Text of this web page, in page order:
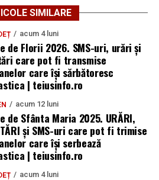
SIMILARE
acum 4 luni
de Florii 2026. SMS-uri, urări și
care pot fi transmise
care îşi sărbătoresc
| teiusinfo.ro
acum 12 luni
de Sfânta Maria 2025. URĂRI,
și SMS-uri care pot fi trimise
care își serbează
| teiusinfo.ro
acum 4 luni